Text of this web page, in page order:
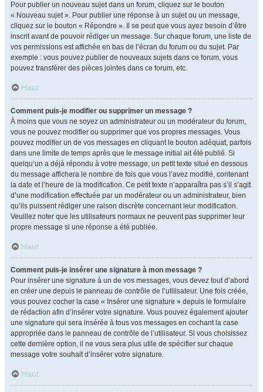
Pour publier un nouveau sujet dans un forum, cliquez sur le bouton
« Nouveau sujet ». Pour publier une réponse à un sujet ou un message,
cliquez sur le bouton « Répondre ». Il se peut que vous ayez besoin d’être
inscrit avant de pouvoir rédiger un message. Sur chaque forum, une liste de
vos permissions est affichée en bas de l’écran du forum ou du sujet. Par
exemple : vous pouvez publier de nouveaux sujets dans ce forum, vous
pouvez transférer des pièces jointes dans ce forum, etc.
Haut
Comment puis-je modifier ou supprimer un message ?
À moins que vous ne soyez un administrateur ou un modérateur du forum,
vous ne pouvez modifier ou supprimer que vos propres messages. Vous
pouvez modifier un de vos messages en cliquant le bouton adéquat, parfois
dans une limite de temps après que le message initial ait été publié. Si
quelqu’un a déjà répondu à votre message, un petit texte situé en dessous
du message affichera le nombre de fois que vous l’avez modifié, contenant
la date et l’heure de la modification. Ce petit texte n’apparaîtra pas s’il s’agit
d’une modification effectuée par un modérateur ou un administrateur, bien
qu’ils puissent rédiger une raison discrète concernant leur modification.
Veuillez noter que les utilisateurs normaux ne peuvent pas supprimer leur
propre message si une réponse a été publiée.
Haut
Comment puis-je insérer une signature à mon message ?
Pour insérer une signature à un de vos messages, vous devez tout d’abord
en créer une depuis le panneau de contrôle de l’utilisateur. Une fois créée,
vous pouvez cocher la case « Insérer une signature » depuis le formulaire
de rédaction afin d’insérer votre signature. Vous pouvez également ajouter
une signature qui sera insérée à tous vos messages en cochant la case
appropriée dans le panneau de contrôle de l’utilisateur. Si vous choisissez
cette dernière option, il ne vous sera plus utile de spécifier sur chaque
message votre souhait d’insérer votre signature.
Haut